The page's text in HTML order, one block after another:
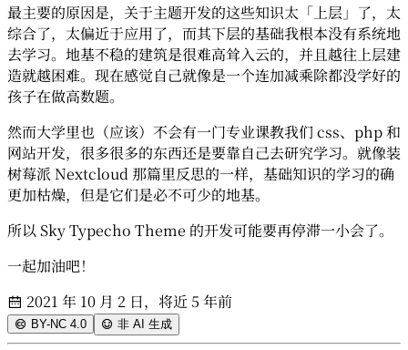
最主要的原因是，关于主题开发的这些知识太「上层」了，太
综合了，太偏近于应用了，而其下层的基础我根本没有系统地
去学习。地基不稳的建筑是很难高耸入云的，并且越往上层建
造就越困难。现在感觉自己就像是一个连加减乘除都没学好的
孩子在做高数题。
然而大学里也（应该）不会有一门专业课教我们 css、php 和
网站开发，很多很多的东西还是要靠自己去研究学习。就像装
树莓派 Nextcloud 那篇里反思的一样，基础知识的学习的确
更加枯燥，但是它们是必不可少的地基。
所以 Sky Typecho Theme 的开发可能要再停滞一小会了。
一起加油吧！
2021 年 10 月 2 日，将近 5 年前
BY-NC 4.0 非 AI 生成